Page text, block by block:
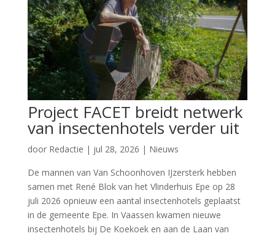
Project FACET breidt netwerk
van insectenhotels verder uit
door Redactie | jul 28, 2026 | Nieuws
De mannen van Van Schoonhoven IJzersterk hebben
samen met René Blok van het Vlinderhuis Epe op 28
juli 2026 opnieuw een aantal insectenhotels geplaatst
in de gemeente Epe. In Vaassen kwamen nieuwe
insectenhotels bij De Koekoek en aan de Laan van